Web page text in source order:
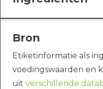
Bron
Etiketinformatie als
voedingswaarden en
uit verschillende